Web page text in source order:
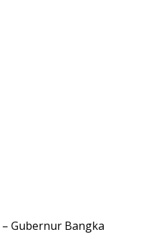
– Gubernur Bangka